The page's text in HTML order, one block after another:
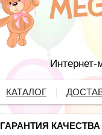
КАТАЛОГ
ГАРАНТИЯ КАЧЕСТВА